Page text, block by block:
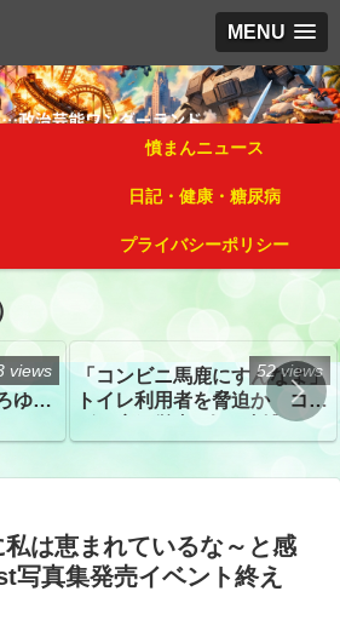
MENU
憤まんニュース
日記・健康・糖尿病
プライバシーポリシー
ゆき
の写
views
「コンビニ馬鹿にすんなよ」
トイレ利用者を脅迫か コン
52 views
は恵まれているな～と感
真集発売イベント終え